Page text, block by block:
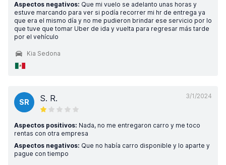
Aspectos negativos: Que mi vuelo se adelanto unas horas y
estuve marcando para ver si podía recorrer mi hr de entrega ya
que era el mismo día y no me pudieron brindar ese servicio por lo
que tuve que tomar Uber de ida y vuelta para regresar más tarde
por el vehículo
Kia Sedona
3/1/2024
SR S. R.
Aspectos positivos: Nada, no me entregaron carro y me toco
rentas con otra empresa
Aspectos negativos: Que no había carro disponible y lo aparte y
pague con tiempo